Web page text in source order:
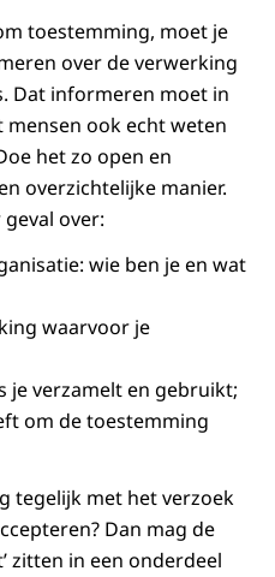
toestemming, moet je
over de verwerking
Dat informeren moet in
ook echt weten
het zo open en
overzichtelijke manier.
over:
wie ben je en wat
waarvoor je
je verzamelt en gebruikt;
om de toestemming
tegelijk met het verzoek
Dan mag de
zitten in een onderdeel